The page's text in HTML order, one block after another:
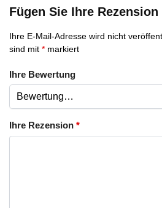
Fügen Sie Ihre Rezension
Ihre E-Mail-Adresse wird nicht
sind mit * markiert
Ihre Bewertung
Ihre Rezension *